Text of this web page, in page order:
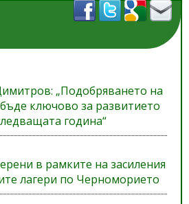
„Подобряването на
ключово за развитието
година“
в рамките на засиления
лагери по Черноморието